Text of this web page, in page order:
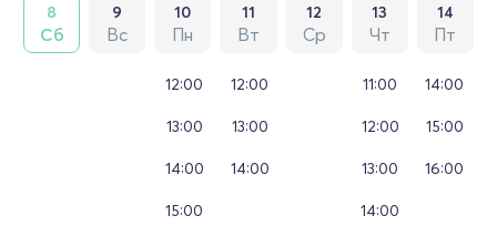
8
Сб
9
Вс
10
Пн
11
Вт
12
Ср
13
Чт
14
Пт
12:00
13:00
14:00
15:00
12:00
13:00
14:00
11:00
12:00
13:00
14:00
14:00
15:00
16:00